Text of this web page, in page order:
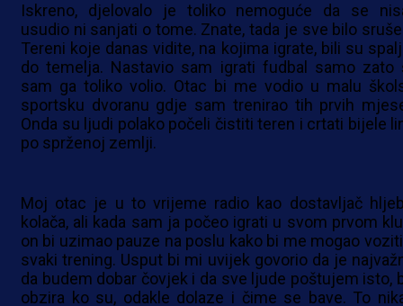
Iskreno, djelovalo je toliko nemoguće da se
usudio ni sanjati o tome. Znate, tada je sve bilo
Tereni koje danas vidite, na kojima igrate, bili su
do temelja. Nastavio sam igrati fudbal samo zato
sam ga toliko volio. Otac bi me vodio u malu
sportsku dvoranu gdje sam trenirao tih prvih
Onda su ljudi polako počeli čistiti teren i crtati bijele
po sprženoj zemlji.
Moj otac je u to vrijeme radio kao dostavljač
kolača, ali kada sam ja počeo igrati u svom prvom
on bi uzimao pauze na poslu kako bi me mogao
svaki trening. Usput bi mi uvijek govorio da je
da budem dobar čovjek i da sve ljude poštujem isto,
obzira ko su, odakle dolaze i čime se bave. To